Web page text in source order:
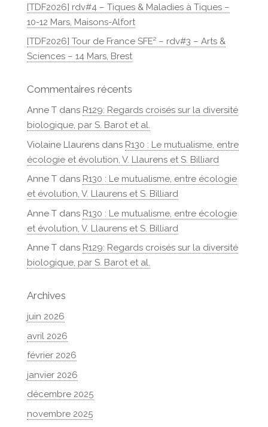
[TDF2026] rdv#4 – Tiques & Maladies à Tiques –
10-12 Mars, Maisons-Alfort
[TDF2026] Tour de France SFE² – rdv#3 – Arts &
Sciences – 14 Mars, Brest
Commentaires récents
Anne Tdans R129: Regards croisés sur la diversité
biologique, par S. Barot et al.
Violaine Llaurensdans R130 : Le mutualisme, entre
écologie et évolution, V. Llaurens et S. Billiard
Anne Tdans R130 : Le mutualisme, entre écologie
et évolution, V. Llaurens et S. Billiard
Anne Tdans R130 : Le mutualisme, entre écologie
et évolution, V. Llaurens et S. Billiard
Anne Tdans R129: Regards croisés sur la diversité
biologique, par S. Barot et al.
Archives
juin 2026
avril 2026
février 2026
janvier 2026
décembre 2025
novembre 2025